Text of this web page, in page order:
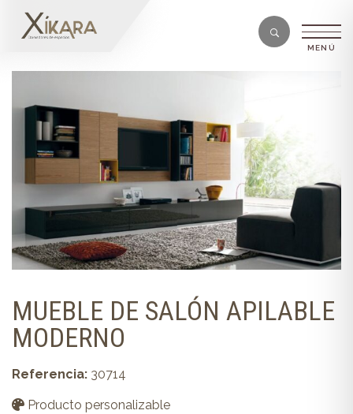
MUEBLE DE SALÓN APILABLE
MODERNO
Referencia: 30714
Producto personalizable